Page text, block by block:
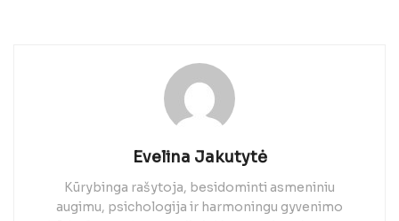
Evelina Jakutytė
Kūrybinga rašytoja, besidominti asmeniniu
augimu, psichologija ir harmoningu gyvenimo